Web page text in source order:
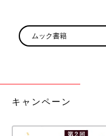
ムック書籍
キャンペーン